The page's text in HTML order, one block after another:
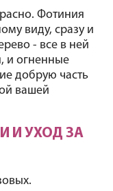
Фотиния
виду, сразу и
- все в ней
и огненные
добрую часть
вашей
И УХОД ЗА